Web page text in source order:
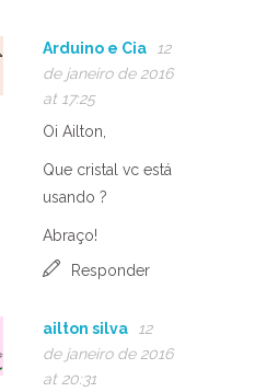
Arduino e Cia
12
de janeiro de 2016
at 17:25
Oi Ailton,
Que cristal vc está
usando ?
Abraço!
Responder
ailton silva
12
de janeiro de 2016
at 20:31